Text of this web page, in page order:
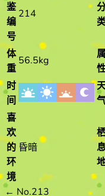
鉴
编
号
214
体
重
56.5kg
时
间
喜
欢
的
环
境
昏暗
← No.213